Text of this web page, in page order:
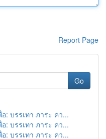
Report Page
Go
: บรรเทา ภาระ คว...
: บรรเทา ภาระ คว...
: บรรเทา ภาระ คว...